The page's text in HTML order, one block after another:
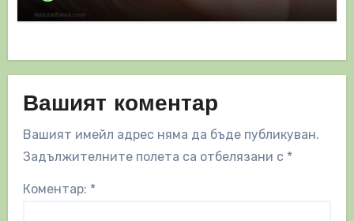
Вашият коментар
Вашият имейл адрес няма да бъде публикуван.
Задължителните полета са отбелязани с *
Коментар: *